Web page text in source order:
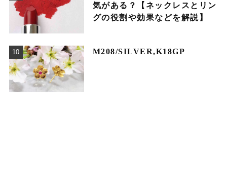
気がある？【ネックレスとリン
グの役割や効果などを解説】
M208/SILVER,K18GP